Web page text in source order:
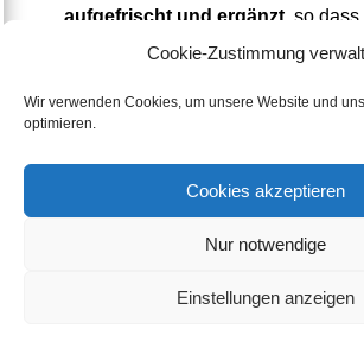
Cookie-Zustimmung
Wir verwenden Cookies, um unsere Website und
optimieren.
Cookies akzeptieren
Nur notwendige
Einstellungen anzeigen
aufgefrischt und ergänzt, so dass
kompetente Mitarbeiter für alle unserer